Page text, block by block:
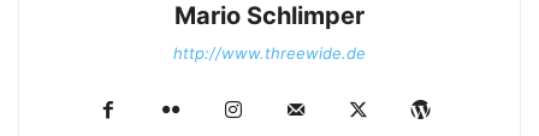
Mario Schlimper
http://www.threewide.de